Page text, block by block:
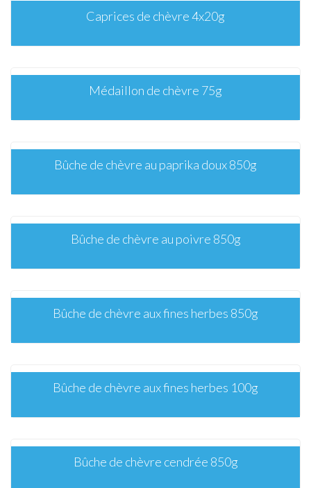
Caprices de chèvre 4x20g
Médaillon de chèvre 75g
Bûche de chèvre au paprika doux 850g
Bûche de chèvre au poivre 850g
Bûche de chèvre aux fines herbes 850g
Bûche de chèvre aux fines herbes 100g
Bûche de chèvre cendrée 850g